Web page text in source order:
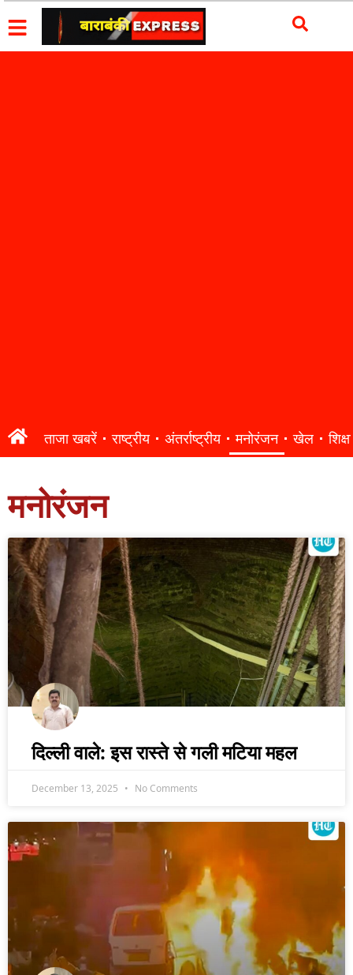
ताजा खबरें राष्ट्रीय अंतर्राष्ट्रीय मनोरंजन खेल शिक्षा
मनोरंजन
दिल्ली वाले: इस रास्ते से गली मटिया महल
December 13, 2025 No Comments